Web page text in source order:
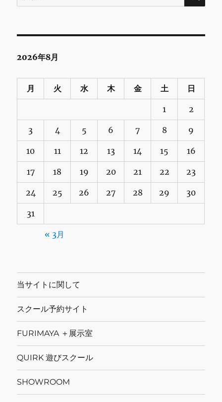
索:
2026年8月
月 火 水 木 金 土 日
1 2
3 4 5 6 7 8 9
10 11 12 13 14 15 16
17 18 19 20 21 22 23
24 25 26 27 28 29 30
31
« 3月
当サイトに関して
スクール予約サイト
FURIMAYA ＋展示室
QUIRK 遊びスクール
SHOWROOM